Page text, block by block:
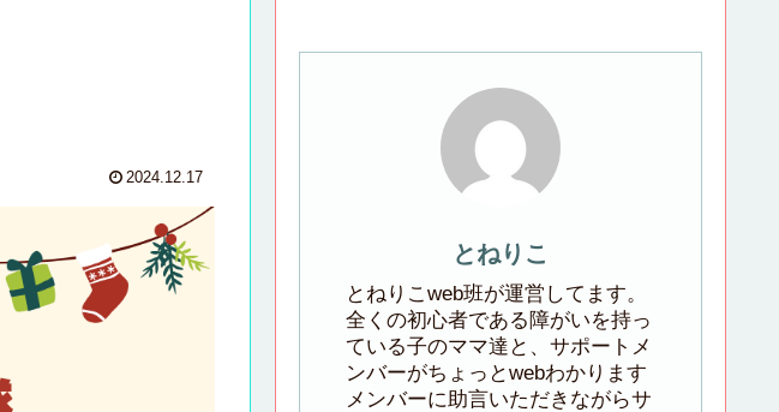
2024.12.17
とねりこ
とねりこweb班が運営してます。
全くの初心者である障がいを持っ
ている子のママ達と、サポートメ
ンバーがちょっとwebわかります
メンバーに助言いただきながらサ